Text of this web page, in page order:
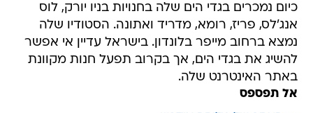
כיום נמכרים בגדי הים שלה בחנויות בניו יורק, לוס
אנג'לס, פריז, רומא, מדריד ואתונה. הסטודיו שלה
נמצא ברחוב מייפר בלונדון. בישראל עדיין אי אפשר
להשיג את בגדי הים, אך בקרוב תפעל חנות מקוונת
באתר האינטרנט שלה.
אל תפספס